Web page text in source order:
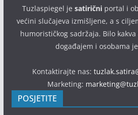
Tuzlaspiegel je satiričniportal i
većini slučajeva izmišljene, a s
humorističkog sadržaja. Bilo
događajem i osobama
Kontaktirajte nas:
Marketing:
POSJETITE